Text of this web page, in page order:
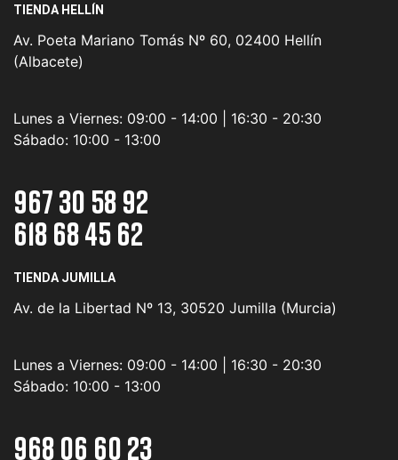
TIENDA HELLÍN
Av. Poeta Mariano Tomás Nº 60, 02400 Hellín
(Albacete)
Lunes a Viernes: 09:00 - 14:00 | 16:30 - 20:30
Sábado: 10:00 - 13:00
967 30 58 92
618 68 45 62
TIENDA JUMILLA
Av. de la Libertad Nº 13, 30520 Jumilla (Murcia)
Lunes a Viernes: 09:00 - 14:00 | 16:30 - 20:30
Sábado: 10:00 - 13:00
968 06 60 23